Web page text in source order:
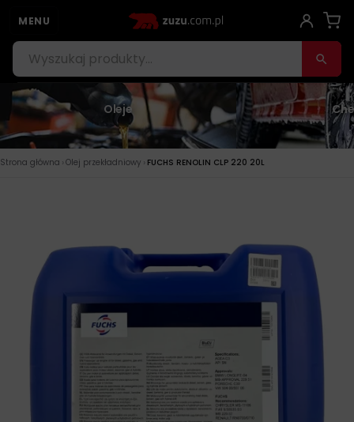
MENU
Oleje
Strona główna › Olej przekładniowy › FUCHS RENOLIN CLP 220 20L